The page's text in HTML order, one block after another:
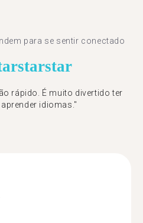
para se sentir conectado
starstar
rápido. É muito divertido ter
idiomas."